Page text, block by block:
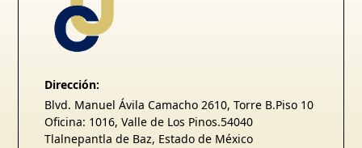
Dirección:
Blvd. Manuel Ávila Camacho 2610, Torre B.Piso 10
Oficina: 1016, Valle de Los Pinos.54040
Tlalnepantla de Baz, Estado de México